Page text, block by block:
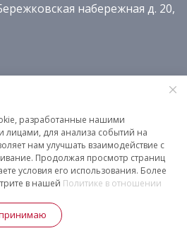
набережная д. 20,
права защищены
разработанные нашими
лицами, для анализа событий на
нам улучшать взаимодействие с
Продолжая просмотр страниц
условия его использования. Более
в нашей Политике в отношении